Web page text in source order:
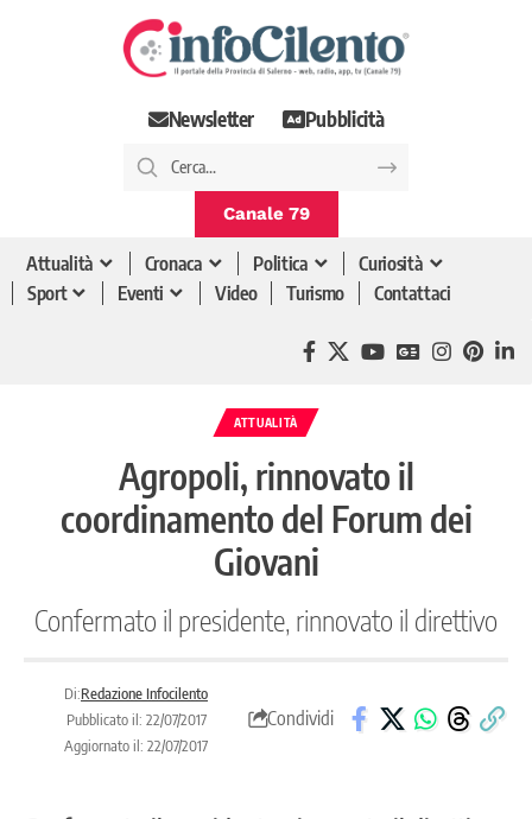
Newsletter Pubblicità
Canale 79
Attualità Cronaca Politica
Curiosità
Sport
Eventi Video Turismo Contattaci
ATTUALITÀ
Agropoli, rinnovato il
coordinamento del Forum dei
Giovani
Confermato il presidente, rinnovato il direttivo
Di:Redazione Infocilento
Pubblicato il: 22/07/2017
Aggiornato il: 22/07/2017
Condividi